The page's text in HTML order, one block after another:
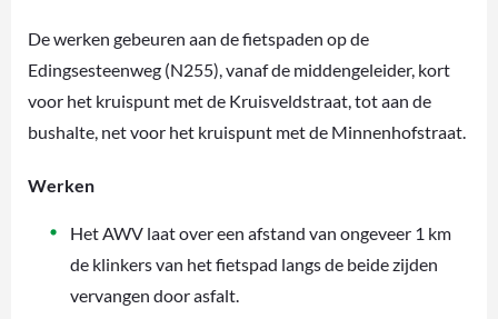
De werken gebeuren aan de fietspaden op de
Edingsesteenweg (N255), vanaf de middengeleider, kort
voor het kruispunt met de Kruisveldstraat, tot aan de
bushalte, net voor het kruispunt met de Minnenhofstraat.
Werken
Het AWV laat over een afstand van ongeveer 1 km
de klinkers van het fietspad langs de beide zijden
vervangen door asfalt.